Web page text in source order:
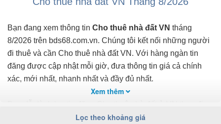
Bạn đang xem thông tin Cho thuê nhà đất VN tháng
8/2026 trên bds68.com.vn. Chúng tôi kết nối những người
đi thuê và cần Cho thuê nhà đất VN. Với hàng ngàn tin
đăng được cập nhật mỗi giờ, đưa thông tin giá cả chính
xác, mới nhất, nhanh nhất và đầy đủ nhất.
điểm, giá, diện tích, số phòng ngủ và hướng để tìm ra BĐS
Xem thêm
Lọc theo khoảng giá